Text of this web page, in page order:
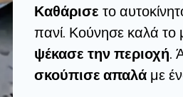
Καθάρισε το
πανί. Κούνησε καλά
ψέκασε τηνπεριοχή.
σκούπισε απαλά με